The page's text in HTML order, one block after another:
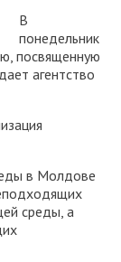
В
понедельник
посвященную
агентство
в Молдове
среды, а